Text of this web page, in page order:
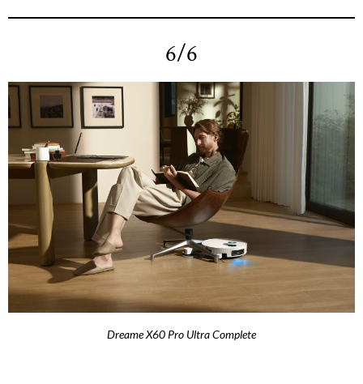
6/6
Dreame X60 Pro Ultra Complete